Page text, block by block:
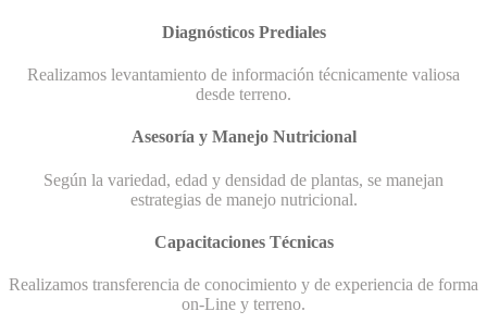
Diagnósticos Prediales
Realizamos levantamiento de información técnicamente valiosa
desde terreno.
Asesoría y Manejo Nutricional
Según la variedad, edad y densidad de plantas, se manejan
estrategias de manejo nutricional.
Capacitaciones Técnicas
Realizamos transferencia de conocimiento y de experiencia de forma
on-Line y terreno.